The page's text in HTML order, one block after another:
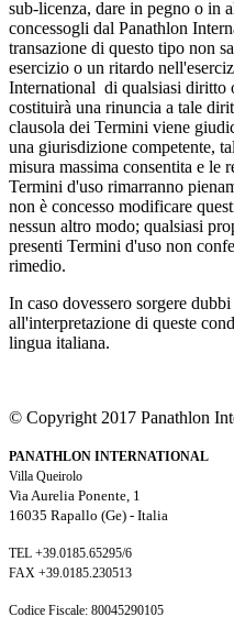
sub-licenza, dare in pegno o in
concessogli dal Panathlon
transazione di questo tipo non
esercizio o un ritardo
International di qualsiasi diritto
costituirà una rinuncia a tale
clausola dei Termini viene
una giurisdizione competente,
misura massima consentita e le
Termini d'uso rimarranno
non è concesso modificare
nessun altro modo; qualsiasi
presenti Termini d'uso non
rimedio.
In caso dovessero sorgere
all'interpretazione di queste
lingua italiana.
© Copyright 2017 Panathlon
PANATHLON INTERNATIONAL
Villa Queirolo
Via Aurelia Ponente, 1
16035 Rapallo (Ge) - Italia
TEL +39.0185.65295/6
FAX +39.0185.230513
Codice Fiscale: 80045290105